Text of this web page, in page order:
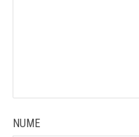
NUME